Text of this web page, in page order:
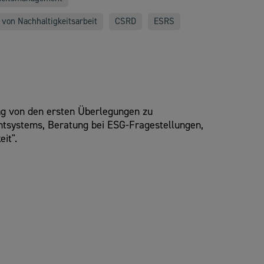
Nachhaltigkeitsarbeit CSRD
ESRS
von den ersten Überlegungen zu
Beratung bei ESG-Fragestellungen,